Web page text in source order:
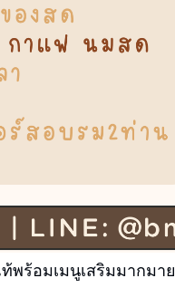
ร้อมเมนูเสริมมากมา